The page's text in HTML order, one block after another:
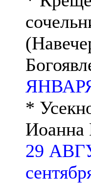
*
Иоанна
29